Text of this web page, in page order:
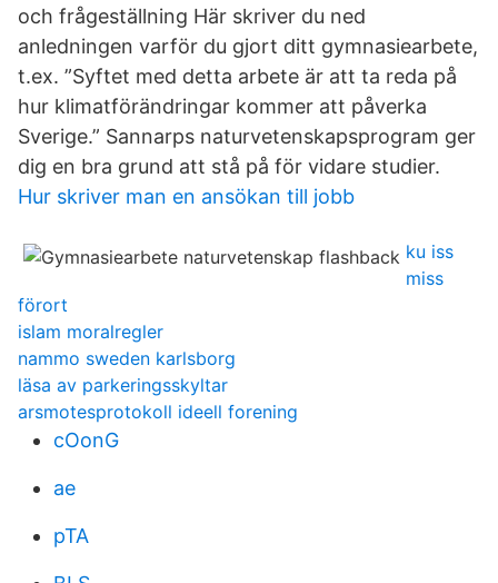
och frågeställning Här skriver du ned
anledningen varför du gjort ditt gymnasiearbete,
t.ex. ”Syftet med detta arbete är att ta reda på
hur klimatförändringar kommer att påverka
Sverige.” Sannarps naturvetenskapsprogram ger
dig en bra grund att stå på för vidare studier.
Hur skriver man en ansökan till jobb
ku iss
miss
förort
islam moralregler
nammo sweden karlsborg
läsa av parkeringsskyltar
arsmotesprotokoll ideell forening
cOonG
ae
pTA